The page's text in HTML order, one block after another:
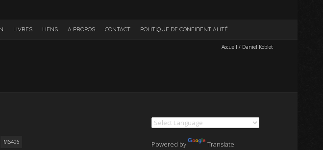
LIVRES LIENS A PROPOS CONTACT POLITIQUE DE CONFIDENTIALITÉ
Accueil / Daniel Koblet
MS406 Powered by Translate